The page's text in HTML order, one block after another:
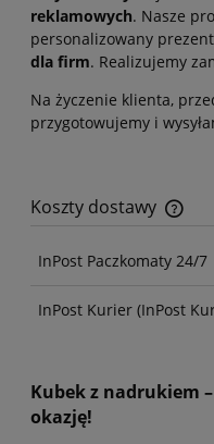
reklamowych. Nasze
personalizowany
dla firm. Realizujemy
Na życzenie klienta,
przygotowujemy i
Koszty dostawy
Cena nie zawiera
InPost Paczkomaty 24/7
InPost Kurier(InPost
Kubek z nadrukiem
okazję!